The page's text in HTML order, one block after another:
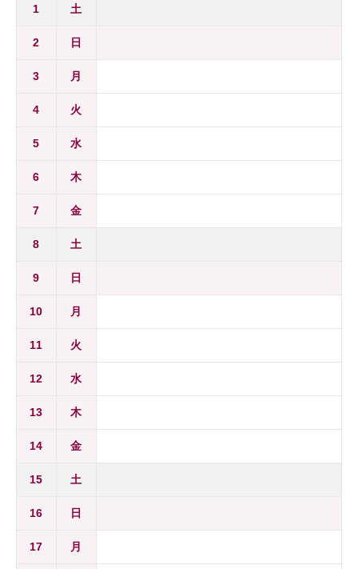
1 土
2 日
3 月
4 火
5 水
6 木
7 金
8 土
9 日
10 月
11 火
12 水
13 木
14 金
15 土
16 日
17 月